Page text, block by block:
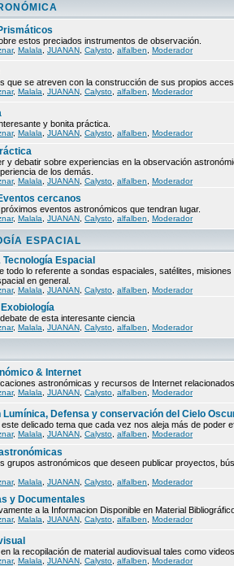
estos preciados instrumentos de observación.
, Malala JUANAN Calysto alfalben Moderador
que se atreven con la construcción de sus propios
, Malala JUANAN Calysto alfalben Moderador
y bonita práctica.
, Malala JUANAN Calysto alfalben Moderador
y debatir sobre experiencias en la observación
de los demás.
, Malala JUANAN Calysto alfalben Moderador
cercanos
eventos astronómicos que tendran lugar.
, Malala JUANAN Calysto alfalben Moderador
ESPACIAL
Espacial
todo lo referente a sondas espaciales, satélites,
en general.
, Malala JUANAN Calysto alfalben Moderador
de esta interesante ciencia
, Malala JUANAN Calysto alfalben Moderador
& Internet
astronómicas y recursos de Internet
, Malala JUANAN Calysto alfalben Moderador
Lumínica, Defensa y conservación del Cielo
delicado tema que cada vez nos aleja más de poder
, Malala JUANAN Calysto alfalben Moderador
grupos astronómicos que deseen publicar proyectos,
, Malala JUANAN Calysto alfalben Moderador
y Documentales
a la Informacion Disponible en Material
, Malala JUANAN Calysto alfalben Moderador
la recopilación de material audiovisual tales como
, Malala JUANAN Calysto alfalben Moderador